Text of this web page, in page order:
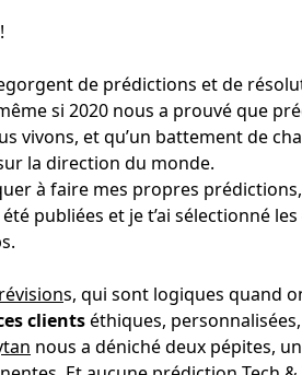
de prédictions et de
si 2020 nous a prouvé que
vivons, et qu’un battement de
la direction du monde.
à faire mes propres
publiées et je t’ai sélectionné les
s, qui sont logiques quand
clientséthiques,
nous a déniché deux pépites,